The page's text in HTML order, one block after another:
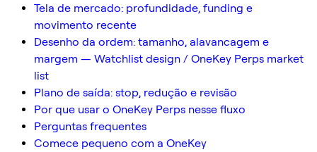
Tela de mercado: profundidade, funding e
movimento recente
Desenho da ordem: tamanho, alavancagem e
margem — Watchlist design / OneKey Perps market
list
Plano de saída: stop, redução e revisão
Por que usar o OneKey Perps nesse fluxo
Perguntas frequentes
Comece pequeno com a OneKey